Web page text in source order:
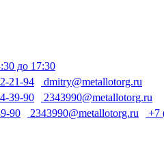
до 17:30
21-94
dmitry@metallotorg.ru
39-90
2343990@metallotorg.ru
90
2343990@metallotorg.ru +7